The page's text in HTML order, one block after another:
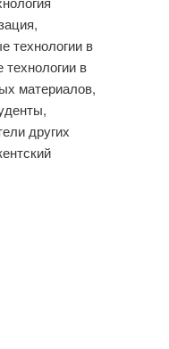
технологии в
в
материалов,
других